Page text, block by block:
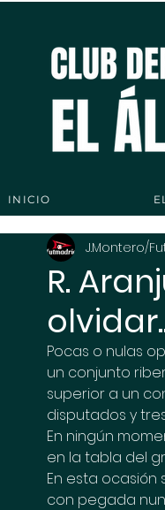
INICIO
R.
J.Montero/
Pocas o nulas
un conjunto
superior a un
disputados y
En ningún
en la tabla del
En esta
con pegada